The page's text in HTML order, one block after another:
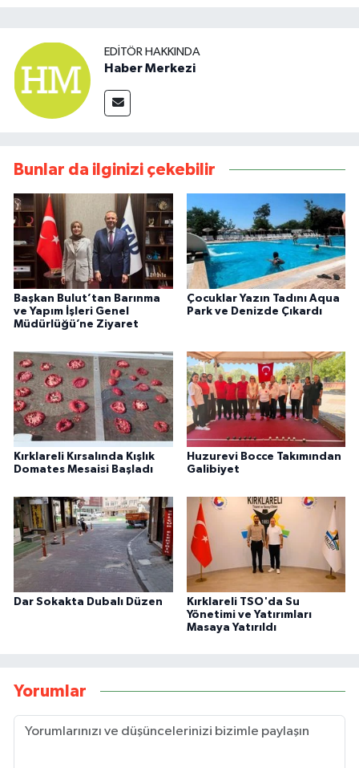
EDITÖR HAKKINDA
Haber Merkezi
Bunlar da ilginizi çekebilir
Başkan Bulut’tan Barınma
ve Yapım İşleri Genel
Müdürlüğü’ne Ziyaret
Çocuklar Yazın Tadını Aqua
Park ve Denizde Çıkardı
Kırklareli Kırsalında Kışlık
Domates Mesaisi Başladı
Huzurevi Bocce Takımından
Galibiyet
Dar Sokakta Dubalı Düzen
Kırklareli TSO'da Su
Yönetimi ve Yatırımları
Masaya Yatırıldı
Yorumlar